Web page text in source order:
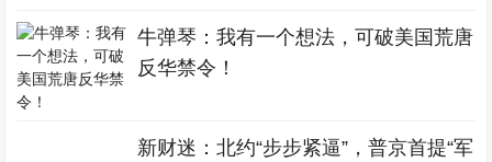
牛弹琴：我有一个想法，可破美国荒唐
反华禁令！
新财迷：北约“步步紧逼”，普京首提“军